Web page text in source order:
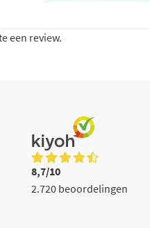
een review.
8,7/10
2.720 beoordelingen